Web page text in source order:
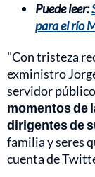
Puede leer:
para el río
"Con tristeza
exministro
servidor
momentos de
dirigentes de
familia y seres
cuenta de